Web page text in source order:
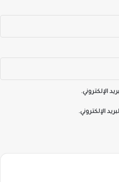
الإلكتروني.
الإلكتروني.